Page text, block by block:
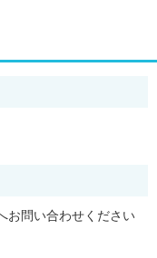
お問い合わせください